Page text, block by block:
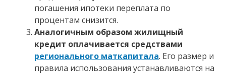
погашения ипотеки переплата по
процентам снизится.
Аналогичным образом жилищный
кредит оплачивается средствами
регионального маткапитала. Его размер и
правила использования устанавливаются на